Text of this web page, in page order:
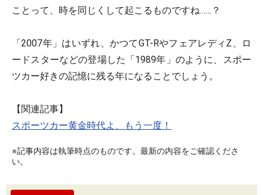
ことって、時を同じくして起こるものですね……？
「2007年」はいずれ、かつてGT-RやフェアレディZ、ロ
ードスターなどの登場した「1989年」のように、スポー
ツカー好きの記憶に残る年になることでしょう。
【関連記事】
スポーツカー黄金時代よ、もう一度！
※記事内容は執筆時点のものです。最新の内容をご確認くださ
い。